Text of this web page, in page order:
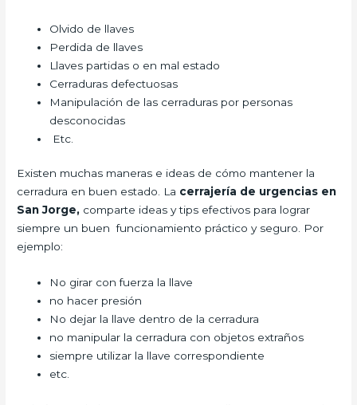
Olvido de llaves
Perdida de llaves
Llaves partidas o en mal estado
Cerraduras defectuosas
Manipulación de las cerraduras por personas
desconocidas
Etc.
Existen muchas maneras e ideas de cómo mantener la
cerradura en buen estado. La cerrajería de urgencias en
San Jorge, comparte ideas y tips efectivos para lograr
siempre un buen funcionamiento práctico y seguro. Por
ejemplo:
No girar con fuerza la llave
no hacer presión
No dejar la llave dentro de la cerradura
no manipular la cerradura con objetos extraños
siempre utilizar la llave correspondiente
etc.